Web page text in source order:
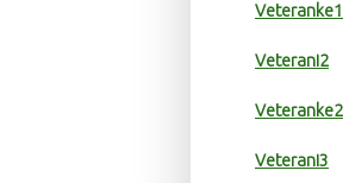
Veteranke1
Veterani2
Veteranke2
Veterani3